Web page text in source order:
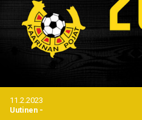
11.2.2023
Uutinen -